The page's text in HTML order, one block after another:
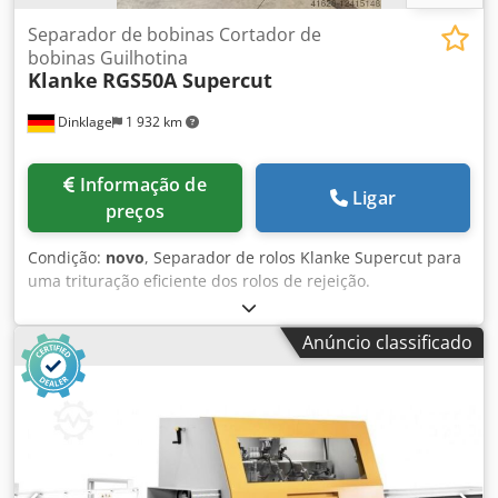
Dinklage 1 932 km
Separador de bobinas Cortador de
bobinas Guilhotina
Klanke RGS50A Supercut
preços
Ligar
Condição: novo, Separador de rolos Klanke Supercut para
uma trituração eficiente dos rolos de rejeição.
Características: -Bloqueio de segurança automático -Cabo
de paragem de emergência -Siemens SPS Dados técnicos:
Comprimento da lâmina: 3000mm Abertura do canal de
corte: 1200mm Potência do motor: 15kW Força de corte: 50
toneladas Dcoden I Rgpopfx Ag Sjk Encomendar
mercadorias Preço e outras informações a pedido.
Teremos todo o gosto em fazer-lhe uma proposta sem
Anúncio classificado